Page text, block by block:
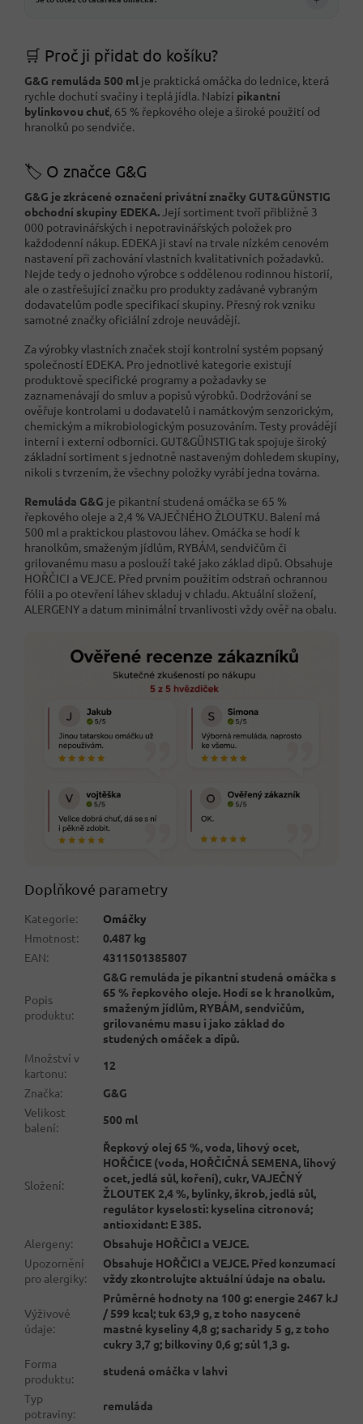
🛒 Proč ji přidat do košíku?
G&G remuláda 500 ml je praktická omáčka do lednice, která
rychle dochutí svačiny i teplá jídla. Nabízí pikantní
bylinkovou chuť, 65 % řepkového oleje a široké použití od
hranolků po sendviče.
🏷️ O značce G&G
G&G je zkrácené označení privátní značky GUT&GÜNSTIG
obchodní skupiny EDEKA.Její sortiment tvoří přibližně 3
000 potravinářských i nepotravinářských položek pro
každodenní nákup. EDEKA ji staví na trvale nízkém cenovém
nastavení při zachování vlastních kvalitativních požadavků.
Nejde tedy o jednoho výrobce s oddělenou rodinnou historií,
ale o zastřešující značku pro produkty zadávané vybraným
dodavatelům podle specifikací skupiny. Přesný rok vzniku
samotné značky oficiální zdroje neuvádějí.
Za výrobky vlastních značek stojí kontrolní systém popsaný
společností EDEKA. Pro jednotlivé kategorie existují
produktově specifické programy a požadavky se
zaznamenávají do smluv a popisů výrobků. Dodržování se
ověřuje kontrolami u dodavatelů i namátkovým senzorickým,
chemickým a mikrobiologickým posuzováním. Testy provádějí
interní i externí odborníci. GUT&GÜNSTIG tak spojuje široký
základní sortiment s jednotně nastaveným dohledem skupiny,
nikoli s tvrzením, že všechny položky vyrábí jedna továrna.
Remuláda G&G je pikantní studená omáčka se 65 %
řepkového oleje a 2,4 % VAJEČNÉHO ŽLOUTKU. Balení má
500 ml a praktickou plastovou láhev. Omáčka se hodí k
hranolkům, smaženým jídlům, RYBÁM, sendvičům či
grilovanému masu a poslouží také jako základ dipů. Obsahuje
HOŘČICI a VEJCE. Před prvním použitím odstraň ochrannou
fólii a po otevření láhev skladuj v chladu. Aktuální složení,
ALERGENY a datum minimální trvanlivosti vždy ověř na obalu.
Doplňkové parametry
Kategorie:
Omáčky
Hmotnost:
0.487 kg
EAN: 4311501385807
Popis
produktu:
G&G remuláda je pikantní studená omáčka s
65 % řepkového oleje. Hodí se k hranolkům,
smaženým jídlům, RYBÁM, sendvičům,
grilovanému masu i jako základ do
studených omáček a dipů.
Množství v
kartonu:
12
Značka:
G&G
Velikost
balení:
500 ml
Složení:
Řepkový olej 65 %, voda, lihový ocet,
HOŘČICE (voda, HOŘČIČNÁ SEMENA, lihový
ocet, jedlá sůl, koření), cukr, VAJEČNÝ
ŽLOUTEK 2,4 %, bylinky, škrob, jedlá sůl,
regulátor kyselosti: kyselina citronová;
antioxidant: E 385.
Alergeny:
Obsahuje HOŘČICI a VEJCE.
Upozornění
pro alergiky:
Obsahuje HOŘČICI a VEJCE. Před konzumací
vždy zkontrolujte aktuální údaje na obalu.
Výživové
údaje:
Průměrné hodnoty na 100 g: energie 2467 kJ
/ 599 kcal; tuk 63,9 g, z toho nasycené
mastné kyseliny 4,8 g; sacharidy 5 g, z toho
cukry 3,7 g; bílkoviny 0,6 g; sůl 1,3 g.
Forma
produktu:
studená omáčka v lahvi
Typ
potraviny:
remuláda